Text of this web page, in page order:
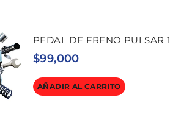
PEDAL DE FRENO PULSAR
$99,000
AÑADIR AL CARRITO